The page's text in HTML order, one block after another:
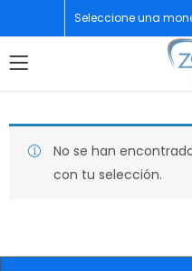
Seleccione una
No se han
con tu selección.